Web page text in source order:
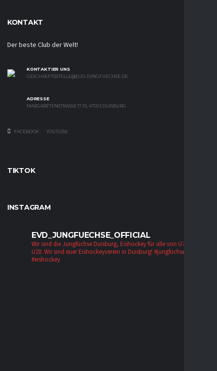
KONTAKT
Der beste Club der Welt!
KONTAKTIER UNS
GESCHAEFTSSTELLE@EVD-JUNGFUECHSE.DE
ADRESSE
MARGARETENSTRASSE 17-19, 47053 DUISBURG
FACEBOOK YOUTUBE
TIKTOK
INSTAGRAM
EVD_JUNGFUECHSE_OFFICIAL
Wir sind die Jungfüchse Duisburg, Eishockey für alle von U7 bis zur
U20. Wir sind euer Eishockeyverein in Duisburg! #jungfüchse #evd
#eishockey